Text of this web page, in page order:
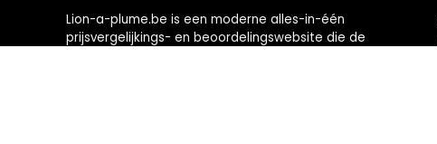
Lion-a-plume.be is een moderne alles-in-één
prijsvergelijkings- en beoordelingswebsite die de